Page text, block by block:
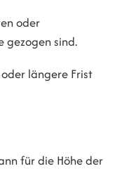
oder
gezogen sind.
längere Frist
für die Höhe der